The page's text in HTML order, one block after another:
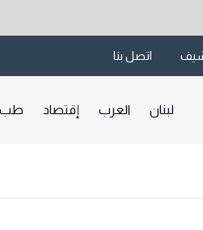
اتصل بنا
لبنان العرب إقتصاد طب